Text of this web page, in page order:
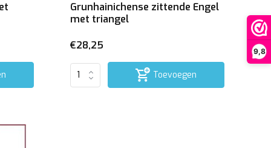
9,8
Grunhainichense zittende Engel
met triangel
€28,25
Toevoegen